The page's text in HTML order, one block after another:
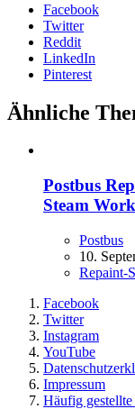
Facebook
Twitter
Reddit
LinkedIn
Pinterest
Ähnliche
Postbus
Steam
Postbus
10.
Repaint-
Facebook
Twitter
Instagram
YouTube
Impressum
Häufig gestellte